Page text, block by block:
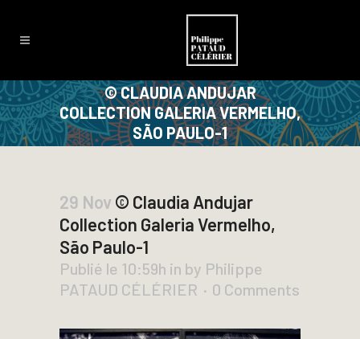
© CLAUDIA ANDUJAR
COLLECTION GALERIA VERMELHO,
SÃO PAULO-1
29 Nov © Claudia Andujar
Collection Galeria Vermelho,
São Paulo-1
Publié le 10:59h in by Philippe
PATAUD CÉLÉRIER
0 Comments